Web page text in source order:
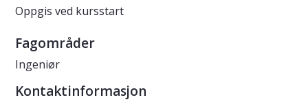
Oppgis ved kursstart
Fagområder
Ingeniør
Kontaktinformasjon